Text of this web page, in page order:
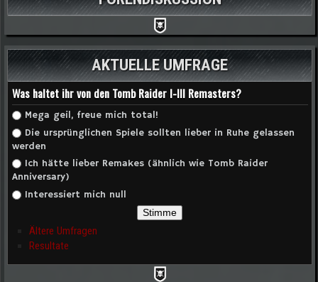
AKTUELLE UMFRAGE
Was haltet ihr von den Tomb Raider I-III Remasters?
Auswahlmöglichkeiten
Mega geil, freue mich total!
Die ursprünglichen Spiele sollten lieber in Ruhe gelassen
werden
Ich hätte lieber Remakes (ähnlich wie Tomb Raider
Anniversary)
Interessiert mich null
Ältere Umfragen
Resultate